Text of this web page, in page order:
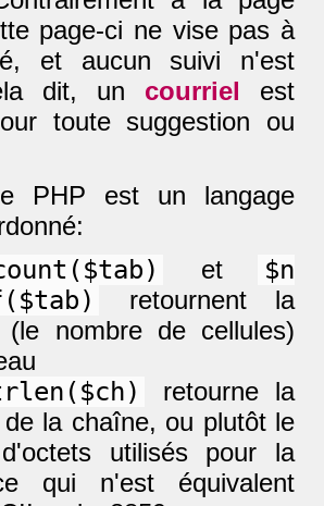
page-ci ne vise pas à
et aucun suivi n'est
dit, un courriel est
toute suggestion ou
PHP est un langage
et
$n
retournent la
(le nombre de cellules)
retourne la
de la chaîne, ou plutôt le
utilisés pour la
qui n'est équivalent